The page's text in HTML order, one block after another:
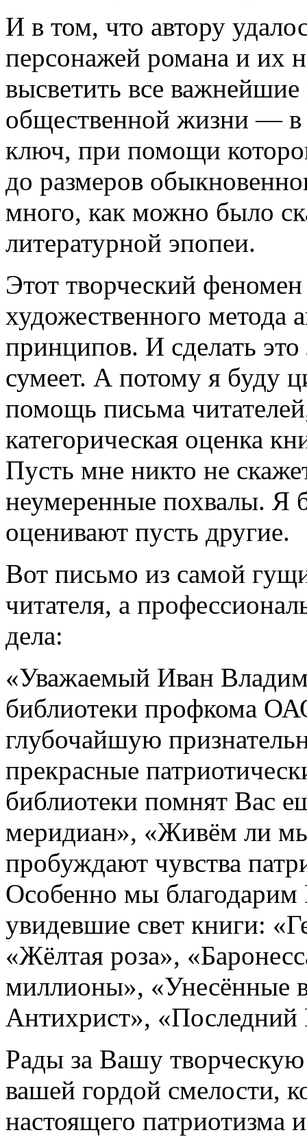
И в том, что автору
персонажей романа и их
высветить все
общественной жизни — в
ключ, при помощи
до размеров
много, как можно было
литературной эпопеи.
Этот творческий
художественного метода
принципов. И сделать
сумеет. А потому я буду
помощь письма
категорическая оценка
Пусть мне никто не
неумеренные похвалы. Я
оценивают пусть другие.
Вот письмо из самой
читателя, а
дела:
«Уважаемый Иван
библиотеки профкома
глубочайшую
прекрасные
библиотеки помнят Вас
меридиан», «Живём ли
пробуждают чувства
Особенно мы благодарим
увидевшие свет книги:
«Жёлтая роза»,
миллионы», «Унесённые
Антихрист», «Последний
Рады за Вашу творческую
вашей гордой смелости,
настоящего патриотизма